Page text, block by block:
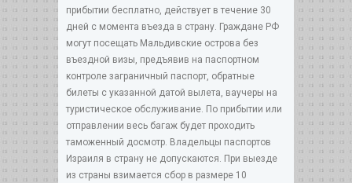
прибытии бесплатно, действует в течение 30
дней с момента въезда в страну. Граждане РФ
могут посещать Мальдивские острова без
въездной визы, предъявив на паспортном
контроле заграничный паспорт, обратные
билеты с указанной датой вылета, ваучеры на
туристическое обслуживание. По прибытии или
отправлении весь багаж будет проходить
таможенный досмотр. Владельцы паспортов
Израиля в страну не допускаются. При выезде
из страны взимается сбор в размере 10